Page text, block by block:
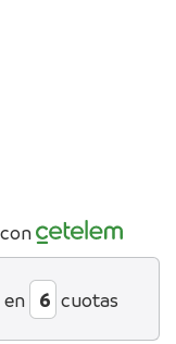
cuotas